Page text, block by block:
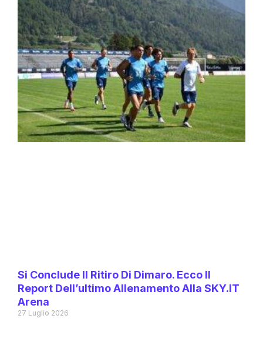
Si Conclude Il Ritiro Di Dimaro. Ecco Il
Report Dell’ultimo Allenamento Alla SKY.IT
Arena
27 Luglio 2026